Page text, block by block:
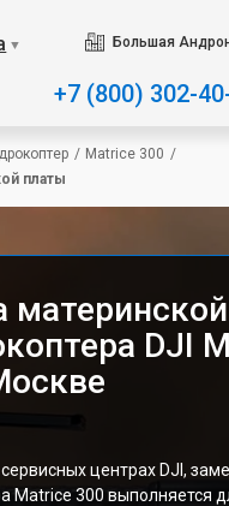
▼ Большая
+7 (800) 302-
/ Matrice 300 /
платы
DJI
центрах DJI,
Matrice 300 выполняется